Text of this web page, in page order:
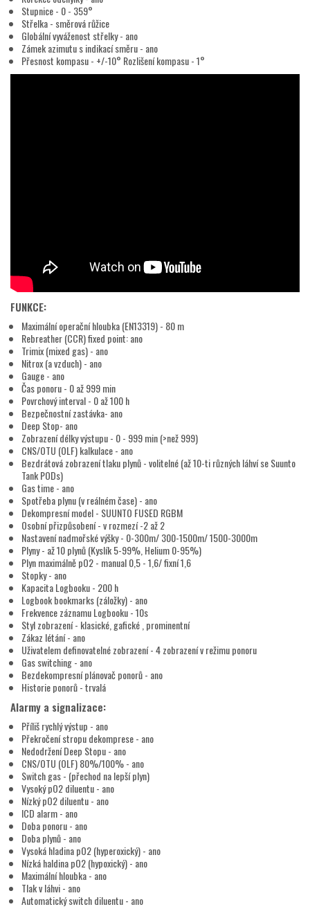
Stupnice - 0 - 359°
Střelka - směrová růžice
Globální vyváženost střelky - ano
Zámek azimutu s indikací směru - ano
Přesnost kompasu - +/-10° Rozlišení kompasu - 1°
FUNKCE:
Maximální operační hloubka (EN13319) - 80 m
Rebreather (CCR) fixed point: ano
Trimix (mixed gas) - ano
Nitrox (a vzduch) - ano
Gauge - ano
Čas ponoru - 0 až 999 min
Povrchový interval - 0 až 100 h
Bezpečnostní zastávka- ano
Deep Stop- ano
Zobrazení délky výstupu - 0 - 999 min (>než 999)
CNS/OTU (OLF) kalkulace - ano
Bezdrátová zobrazení tlaku plynů - volitelné (až 10-ti různých láhví se Suunto
Tank PODs)
Gas time - ano
Spotřeba plynu (v reálném čase) - ano
Dekompresní model - SUUNTO FUSED RGBM
Osobní přizpůsobení - v rozmezí -2 až 2
Nastavení nadmořské výšky - 0-300m/ 300-1500m/ 1500-3000m
Plyny - až 10 plynů (Kyslík 5-99%, Helium 0-95%)
Plyn maximálně pO2 - manual 0,5 - 1,6/ fixní 1,6
Stopky - ano
Kapacita Logbooku - 200 h
Logbook bookmarks (záložky) - ano
Frekvence záznamu Logbooku - 10s
Styl zobrazení - klasické, gafické , prominentní
Zákaz létání - ano
Uživatelem definovatelné zobrazení - 4 zobrazení v režimu ponoru
Gas switching - ano
Bezdekompresní plánovač ponorů - ano
Historie ponorů - trvalá
Alarmy a signalizace:
Příliš rychlý výstup - ano
Překročení stropu dekomprese - ano
Nedodržení Deep Stopu - ano
CNS/OTU (OLF) 80%/100% - ano
Switch gas - (přechod na lepší plyn)
Vysoký pO2 diluentu - ano
Nízký pO2 diluentu - ano
ICD alarm - ano
Doba ponoru - ano
Doba plynů - ano
Vysoká hladina pO2 (hyperoxický) - ano
Nízká haldina pO2 (hypoxický) - ano
Maximální hloubka - ano
Tlak v láhvi - ano
Automatický switch diluentu - ano